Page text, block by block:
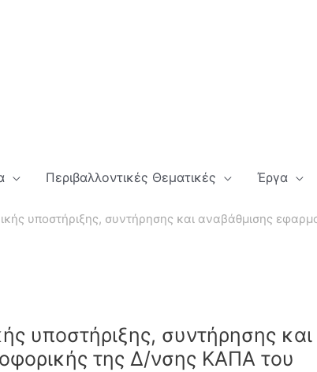
Περιβαλλοντικές Θεματικές Έργα
υποστήριξης, συντήρησης και αναβάθμισης
υποστήριξης, συντήρησης και
της Δ/νσης ΚΑΠΑ του